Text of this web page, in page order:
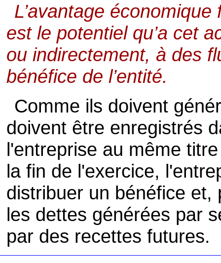
L’avantage
est le potentiel qu’a cet
ou indirectement, à des
bénéfice de l’entité.
Comme ils doivent
doivent être enregistrés
l'entreprise au même
la fin de l'exercice,
distribuer un bénéfice
les dettes générées par
par des recettes futures.